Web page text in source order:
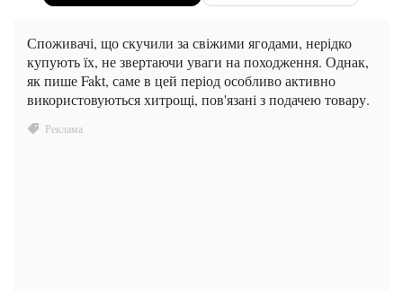
Споживачі, що скучили за свіжими ягодами, нерідко
купують їх, не звертаючи уваги на походження. Однак,
як пише Fakt, саме в цей період особливо активно
використовуються хитрощі, пов'язані з подачею товару.